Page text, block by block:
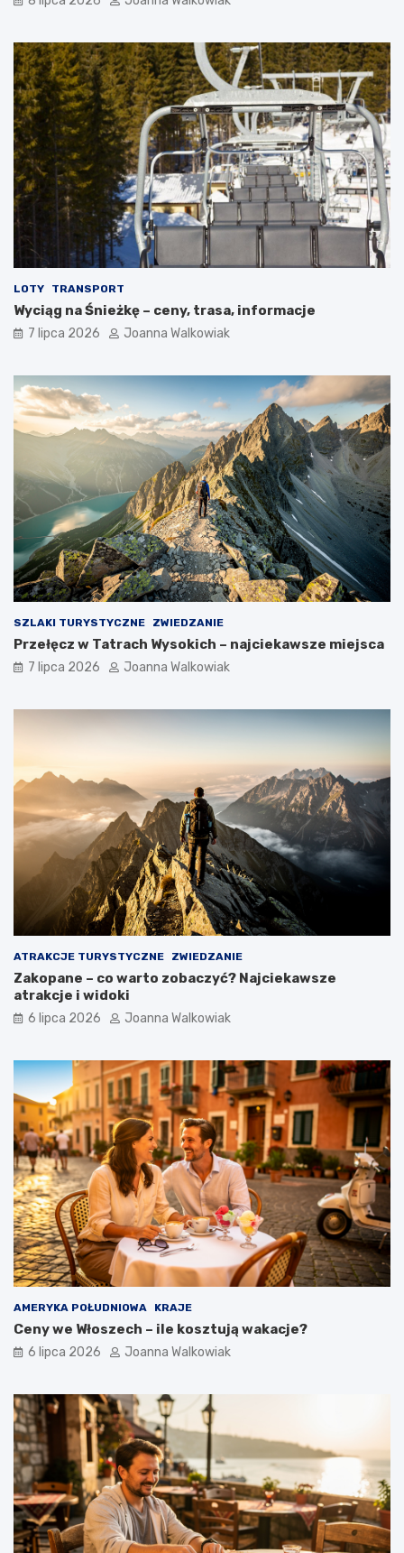
LOTY TRANSPORT
Wyciąg na Śnieżkę – ceny, trasa, informacje
7 lipca 2026 Joanna Walkowiak
SZLAKI TURYSTYCZNE ZWIEDZANIE
Przełęcz w Tatrach Wysokich – najciekawsze miejsca
7 lipca 2026 Joanna Walkowiak
ATRAKCJE TURYSTYCZNE ZWIEDZANIE
Zakopane – co warto zobaczyć? Najciekawsze
atrakcje i widoki
6 lipca 2026 Joanna Walkowiak
AMERYKA POŁUDNIOWA KRAJE
Ceny we Włoszech – ile kosztują wakacje?
6 lipca 2026 Joanna Walkowiak